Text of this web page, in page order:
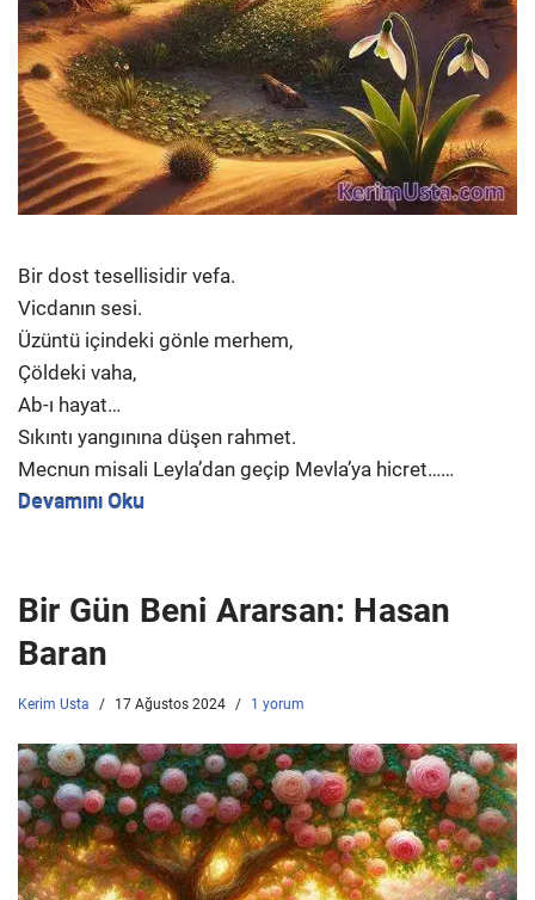
Bir dost tesellisidir vefa.
Vicdanın sesi.
Üzüntü içindeki gönle merhem,
Çöldeki vaha,
Ab-ı hayat…
Sıkıntı yangınına düşen rahmet.
Mecnun misali Leyla’dan geçip Mevla’ya hicret……
Devamını Oku
Bir Gün Beni Ararsan: Hasan
Baran
Kerim Usta 17 Ağustos 2024 1 yorum